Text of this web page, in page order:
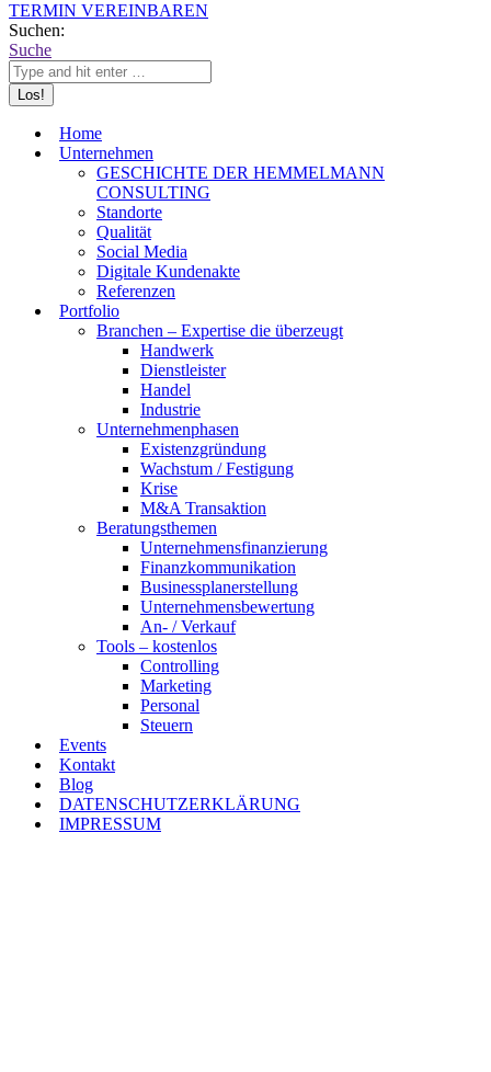
TERMIN VEREINBAREN
Suchen:
Suche
Home
Unternehmen
GESCHICHTE DER HEMMELMANN
CONSULTING
Standorte
Qualität
Social Media
Digitale Kundenakte
Referenzen
Portfolio
Branchen – Expertise die überzeugt
Handwerk
Dienstleister
Handel
Industrie
Unternehmenphasen
Existenzgründung
Wachstum / Festigung
Krise
M&A Transaktion
Beratungsthemen
Unternehmensfinanzierung
Finanzkommunikation
Businessplanerstellung
Unternehmensbewertung
An- / Verkauf
Tools – kostenlos
Controlling
Marketing
Personal
Steuern
Events
Kontakt
Blog
DATENSCHUTZERKLÄRUNG
IMPRESSUM